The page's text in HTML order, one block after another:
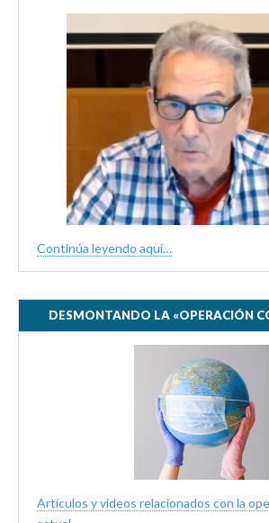
Continúa leyendo aquí…
DESMONTANDO LA «OPERACIÓN
Artículos y videos relacionados con la